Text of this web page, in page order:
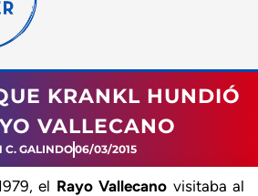
KRANKL HUNDIÓ
VALLECANO
C. GALINDO06/03/2015
el Rayo Vallecano visitaba al